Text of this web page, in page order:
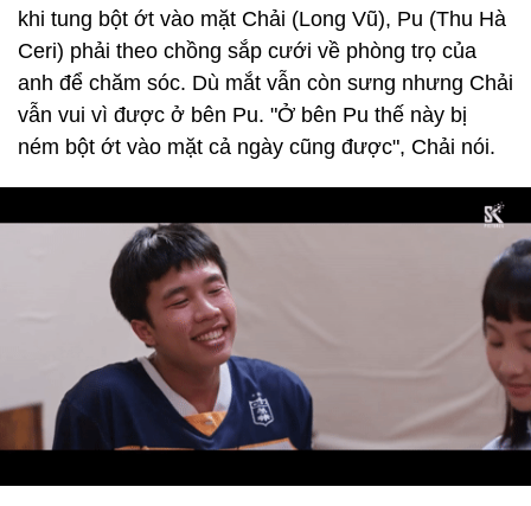
khi tung bột ớt vào mặt Chải (Long Vũ), Pu (Thu Hà
Ceri) phải theo chồng sắp cưới về phòng trọ của
anh để chăm sóc. Dù mắt vẫn còn sưng nhưng Chải
vẫn vui vì được ở bên Pu. "Ở bên Pu thế này bị
ném bột ớt vào mặt cả ngày cũng được", Chải nói.